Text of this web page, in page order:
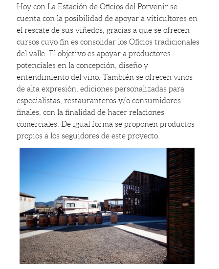
Hoy con La Estación de Oficios del Porvenir se
cuenta con la posibilidad de apoyar a viticultores en
el rescate de sus viñedos, gracias a que se ofrecen
cursos cuyo fin es consolidar los Oficios tradicionales
del valle. El objetivo es apoyar a productores
potenciales en la concepción, diseño y
entendimiento del vino. También se ofrecen vinos
de alta expresión, ediciones personalizadas para
especialistas, restauranteros y/o consumidores
finales, con la finalidad de hacer relaciones
comerciales. De igual forma se proponen productos
propios a los seguidores de este proyecto.